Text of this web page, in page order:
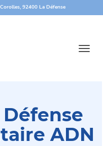
92400 La Défense
ADN